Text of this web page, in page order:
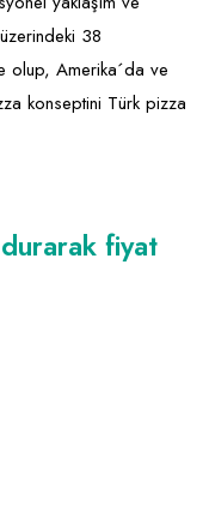
38
olup, Amerika´da ve
konseptini Türk pizza
fiyat